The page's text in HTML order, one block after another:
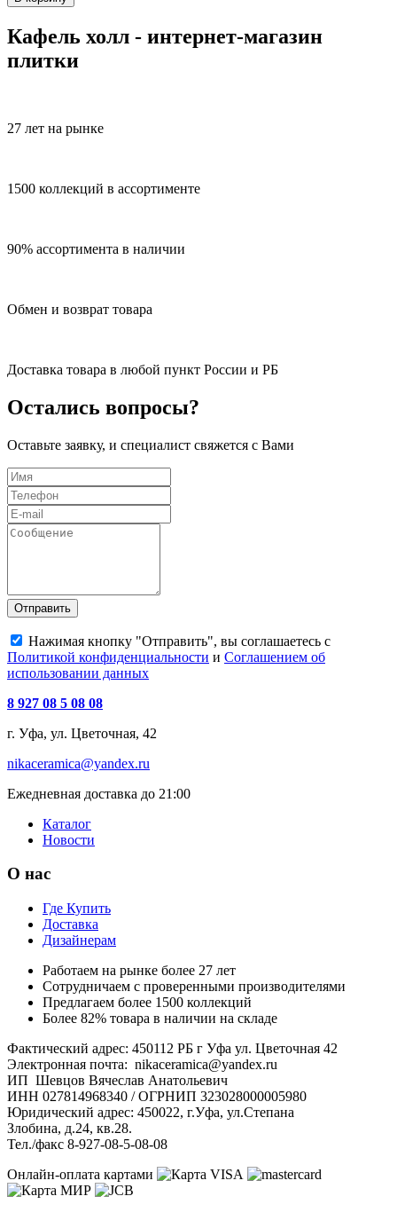
Кафель холл - интернет-магазин
плитки
27 лет на рынке
1500 коллекций в ассортименте
90% ассортимента в наличии
Обмен и возврат товара
Доставка товара в любой пункт России и РБ
Остались вопросы?
Оставьте заявку, и специалист свяжется с Вами
Отправить
Нажимая кнопку "Отправить", вы соглашаетесь с
Политикой конфиденциальности и Соглашением об
использовании данных
8 927 08 5 08 08
г. Уфа, ул. Цветочная, 42
nikaceramica@yandex.ru
Ежедневная доставка до 21:00
Каталог
Новости
О нас
Где Купить
Доставка
Дизайнерам
Работаем на рынке более 27 лет
Сотрудничаем с проверенными производителями
Предлагаем более 1500 коллекций
Более 82% товара в наличии на складе
Фактический адрес: 450112 РБ г Уфа ул. Цветочная 42
Электронная почта: nikaceramica@yandex.ru
ИП Шевцов Вячеслав Анатольевич
ИНН 027814968340 / ОГРНИП 323028000005980
Юридический адрес: 450022, г.Уфа, ул.Степана
Злобина, д.24, кв.28.
Тел./факс 8-927-08-5-08-08
Онлайн-оплата картами